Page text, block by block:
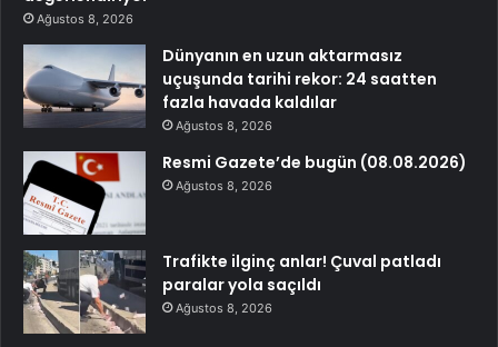
Ağustos 8, 2026
Dünyanın en uzun aktarmasız
uçuşunda tarihi rekor: 24 saatten
fazla havada kaldılar
Ağustos 8, 2026
Resmi Gazete’de bugün (08.08.2026)
Ağustos 8, 2026
Trafikte ilginç anlar! Çuval patladı
paralar yola saçıldı
Ağustos 8, 2026